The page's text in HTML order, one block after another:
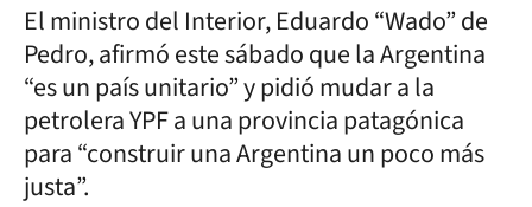
El ministro del Interior, Eduardo “Wado” de
Pedro, afirmó este sábado que la Argentina
“es un país unitario” y pidió mudar a la
petrolera YPF a una provincia patagónica
para “construir una Argentina un poco más
justa”.